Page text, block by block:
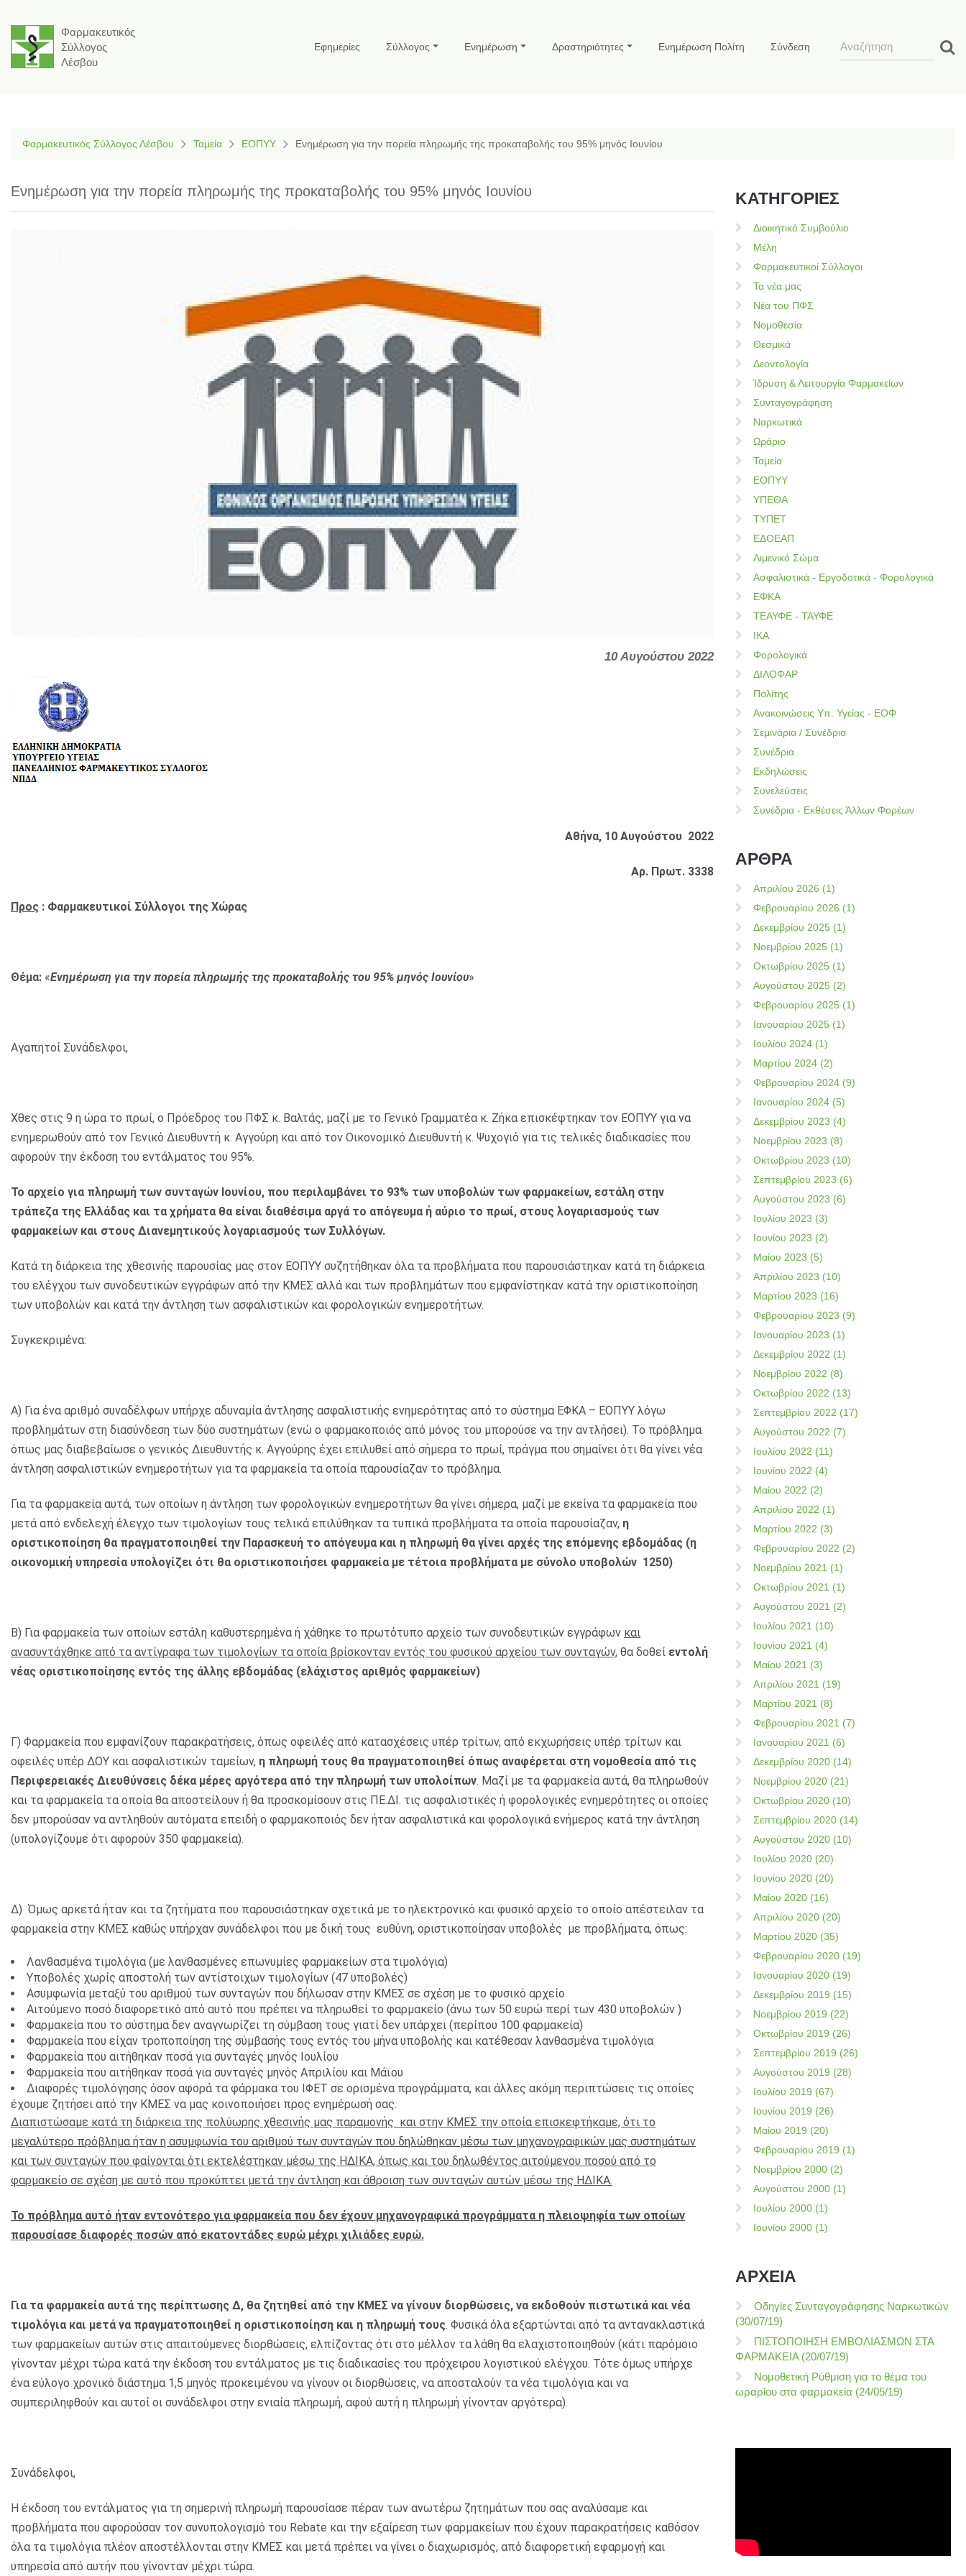
Φαρμακευτικός
Σύλλογος
Λέσβου
Εφημερίες Σύλλογος Ενημέρωση Δραστηριότητες Ενημέρωση Πολίτη Σύνδεση
Φαρμακευτικός Σύλλογος Λέσβου Ταμεία ΕΟΠΥΥ Ενημέρωση για την πορεία πληρωμής της προκαταβολής του 95% μηνός Ιουνίου
Ενημέρωση για την πορεία πληρωμής της προκαταβολής του 95% μηνός Ιουνίου
10 Αυγούστου 2022
Αθήνα, 10 Αυγούστου 2022
Αρ. Πρωτ. 3338
Προς : Φαρμακευτικοί Σύλλογοι της Χώρας
Θέμα: «Ενημέρωση για την πορεία πληρωμής της προκαταβολής του 95% μηνός Ιουνίου»
Αγαπητοί Συνάδελφοι,
Χθες στις 9 η ώρα το πρωί, ο Πρόεδρος του ΠΦΣ κ. Βαλτάς, μαζί με το Γενικό Γραμματέα κ. Ζήκα επισκέφτηκαν τον ΕΟΠΥΥ για να
ενημερωθούν από τον Γενικό Διευθυντή κ. Αγγούρη και από τον Οικονομικό Διευθυντή κ. Ψυχογιό για τις τελικές διαδικασίες που
αφορούν την έκδοση του εντάλματος του 95%.
Το αρχείο για πληρωμή των συνταγών Ιουνίου, που περιλαμβάνει το 93% των υποβολών των φαρμακείων, εστάλη στην
τράπεζα της Ελλάδας και τα χρήματα θα είναι διαθέσιμα αργά το απόγευμα ή αύριο το πρωί, στους λογαριασμούς των
φαρμακείων και στους Διανεμητικούς λογαριασμούς των Συλλόγων.
Κατά τη διάρκεια της χθεσινής παρουσίας μας στον ΕΟΠΥΥ συζητήθηκαν όλα τα προβλήματα που παρουσιάστηκαν κατά τη διάρκεια
του ελέγχου των συνοδευτικών εγγράφων από την ΚΜΕΣ αλλά και των προβλημάτων που εμφανίστηκαν κατά την οριστικοποίηση
των υποβολών και κατά την άντληση των ασφαλιστικών και φορολογικών ενημεροτήτων.
Συγκεκριμένα:
Α) Για ένα αριθμό συναδέλφων υπήρχε αδυναμία άντλησης ασφαλιστικής ενημερότητας από το σύστημα ΕΦΚΑ – ΕΟΠΥΥ λόγω
προβλημάτων στη διασύνδεση των δύο συστημάτων (ενώ ο φαρμακοποιός από μόνος του μπορούσε να την αντλήσει). Το πρόβλημα
όπως μας διαβεβαίωσε ο γενικός Διευθυντής κ. Αγγούρης έχει επιλυθεί από σήμερα το πρωί, πράγμα που σημαίνει ότι θα γίνει νέα
άντληση ασφαλιστικών ενημεροτήτων για τα φαρμακεία τα οποία παρουσίαζαν το πρόβλημα.
Για τα φαρμακεία αυτά, των οποίων η άντληση των φορολογικών ενημεροτήτων θα γίνει σήμερα, μαζί με εκείνα τα φαρμακεία που
μετά από ενδελεχή έλεγχο των τιμολογίων τους τελικά επιλύθηκαν τα τυπικά προβλήματα τα οποία παρουσίαζαν, η
οριστικοποίηση θα πραγματοποιηθεί την Παρασκευή το απόγευμα και η πληρωμή θα γίνει αρχές της επόμενης εβδομάδας (η
οικονομική υπηρεσία υπολογίζει ότι θα οριστικοποιήσει φαρμακεία με τέτοια προβλήματα με σύνολο υποβολών 1250)
B) Για φαρμακεία των οποίων εστάλη καθυστερημένα ή χάθηκε το πρωτότυπο αρχείο των συνοδευτικών εγγράφων και
ανασυντάχθηκε από τα αντίγραφα των τιμολογίων τα οποία βρίσκονταν εντός του φυσικού αρχείου των συνταγών, θα δοθεί εντολή
νέας οριστικοποίησης εντός της άλλης εβδομάδας (ελάχιστος αριθμός φαρμακείων)
Γ) Φαρμακεία που εμφανίζουν παρακρατήσεις, όπως οφειλές από κατασχέσεις υπέρ τρίτων, από εκχωρήσεις υπέρ τρίτων και
οφειλές υπέρ ΔΟΥ και ασφαλιστικών ταμείων, η πληρωμή τους θα πραγματοποιηθεί όπως αναφέρεται στη νομοθεσία από τις
Περιφερειακές Διευθύνσεις δέκα μέρες αργότερα από την πληρωμή των υπολοίπων. Μαζί με τα φαρμακεία αυτά, θα πληρωθούν
και τα φαρμακεία τα οποία θα αποστείλουν ή θα προσκομίσουν στις ΠΕ.ΔΙ. τις ασφαλιστικές ή φορολογικές ενημερότητες οι οποίες
δεν μπορούσαν να αντληθούν αυτόματα επειδή ο φαρμακοποιός δεν ήταν ασφαλιστικά και φορολογικά ενήμερος κατά την άντληση
(υπολογίζουμε ότι αφορούν 350 φαρμακεία).
Δ) Όμως αρκετά ήταν και τα ζητήματα που παρουσιάστηκαν σχετικά με το ηλεκτρονικό και φυσικό αρχείο το οποίο απέστειλαν τα
φαρμακεία στην ΚΜΕΣ καθώς υπήρχαν συνάδελφοι που με δική τους ευθύνη, οριστικοποίησαν υποβολές με προβλήματα, όπως:
Λανθασμένα τιμολόγια (με λανθασμένες επωνυμίες φαρμακείων στα τιμολόγια)
Υποβολές χωρίς αποστολή των αντίστοιχων τιμολογίων (47 υποβολές)
Ασυμφωνία μεταξύ του αριθμού των συνταγών που δήλωσαν στην ΚΜΕΣ σε σχέση με το φυσικό αρχείο
Αιτούμενο ποσό διαφορετικό από αυτό που πρέπει να πληρωθεί το φαρμακείο (άνω των 50 ευρώ περί των 430 υποβολών )
Φαρμακεία που το σύστημα δεν αναγνωρίζει τη σύμβαση τους γιατί δεν υπάρχει (περίπου 100 φαρμακεία)
Φαρμακεία που είχαν τροποποίηση της σύμβασής τους εντός του μήνα υποβολής και κατέθεσαν λανθασμένα τιμολόγια
Φαρμακεία που αιτήθηκαν ποσά για συνταγές μηνός Ιουλίου
Φαρμακεία που αιτήθηκαν ποσά για συνταγές μηνός Απριλίου και Μάϊου
Διαφορές τιμολόγησης όσον αφορά τα φάρμακα του ΙΦΕΤ σε ορισμένα προγράμματα, και άλλες ακόμη περιπτώσεις τις οποίες
έχουμε ζητήσει από την ΚΜΕΣ να μας κοινοποιήσει προς ενημέρωσή σας.
Διαπιστώσαμε κατά τη διάρκεια της πολύωρης χθεσινής μας παραμονής και στην ΚΜΕΣ την οποία επισκεφτήκαμε, ότι το
μεγαλύτερο πρόβλημα ήταν η ασυμφωνία του αριθμού των συνταγών που δηλώθηκαν μέσω των μηχανογραφικών μας συστημάτων
και των συνταγών που φαίνονται ότι εκτελέστηκαν μέσω της ΗΔΙΚΑ, όπως και του δηλωθέντος αιτούμενου ποσού από το
φαρμακείο σε σχέση με αυτό που προκύπτει μετά την άντληση και άθροιση των συνταγών αυτών μέσω της ΗΔΙΚΑ.
Το πρόβλημα αυτό ήταν εντονότερο για φαρμακεία που δεν έχουν μηχανογραφικά προγράμματα η πλειοψηφία των οποίων
παρουσίασε διαφορές ποσών από εκατοντάδες ευρώ μέχρι χιλιάδες ευρώ.
Για τα φαρμακεία αυτά της περίπτωσης Δ, θα ζητηθεί από την ΚΜΕΣ να γίνουν διορθώσεις, να εκδοθούν πιστωτικά και νέα
τιμολόγια και μετά να πραγματοποιηθεί η οριστικοποίηση και η πληρωμή τους. Φυσικά όλα εξαρτώνται από τα αντανακλαστικά
των φαρμακείων αυτών στις απαιτούμενες διορθώσεις, ελπίζοντας ότι στο μέλλον τα λάθη θα ελαχιστοποιηθούν (κάτι παρόμοιο
γίνονταν μέχρι τώρα κατά την έκδοση του εντάλματος με τις διαδικασίες του πρόχειρου λογιστικού ελέγχου. Τότε όμως υπήρχε
ένα εύλογο χρονικό διάστημα 1,5 μηνός προκειμένου να γίνουν οι διορθώσεις, να αποσταλούν τα νέα τιμολόγια και να
συμπεριληφθούν και αυτοί οι συνάδελφοι στην ενιαία πληρωμή, αφού αυτή η πληρωμή γίνονταν αργότερα).
Συνάδελφοι,
Η έκδοση του εντάλματος για τη σημερινή πληρωμή παρουσίασε πέραν των ανωτέρω ζητημάτων που σας αναλύσαμε και
προβλήματα που αφορούσαν τον συνυπολογισμό του Rebate και την εξαίρεση των φαρμακείων που έχουν παρακρατήσεις καθόσον
όλα τα τιμολόγια πλέον αποστέλλονται στην ΚΜΕΣ και μετά πρέπει να γίνει ο διαχωρισμός, από διαφορετική εφαρμογή και
υπηρεσία από αυτήν που γίνονταν μέχρι τώρα.
ΚΑΤΗΓΟΡΙΕΣ
Διοικητικό Συμβούλιο
Μέλη
Φαρμακευτικοί Σύλλογοι
Τα νέα μας
Νέα του ΠΦΣ
Νομοθεσία
Θεσμικά
Δεοντολογία
Ίδρυση & Λειτουργία Φαρμακείων
Συνταγογράφηση
Ναρκωτικά
Ωράριο
Ταμεία
ΕΟΠΥΥ
ΥΠΕΘΑ
ΤΥΠΕΤ
ΕΔΟΕΑΠ
Λιμενικό Σώμα
Ασφαλιστικά - Εργοδοτικά - Φορολογικά
ΕΦΚΑ
ΤΕΑΥΦΕ - ΤΑΥΦΕ
ΙΚΑ
Φορολογικά
ΔΙΛΟΦΑΡ
Πολίτης
Ανακοινώσεις Υπ. Υγείας - ΕΟΦ
Σεμινάρια / Συνέδρια
Συνέδρια
Εκδηλώσεις
Συνελεύσεις
Συνέδρια - Εκθέσεις Άλλων Φορέων
ΑΡΘΡΑ
Απριλίου 2026 (1)
Φεβρουαρίου 2026 (1)
Δεκεμβρίου 2025 (1)
Νοεμβρίου 2025 (1)
Οκτωβρίου 2025 (1)
Αυγούστου 2025 (2)
Φεβρουαρίου 2025 (1)
Ιανουαρίου 2025 (1)
Ιουλίου 2024 (1)
Μαρτίου 2024 (2)
Φεβρουαρίου 2024 (9)
Ιανουαρίου 2024 (5)
Δεκεμβρίου 2023 (4)
Νοεμβρίου 2023 (8)
Οκτωβρίου 2023 (10)
Σεπτεμβρίου 2023 (6)
Αυγούστου 2023 (6)
Ιουλίου 2023 (3)
Ιουνίου 2023 (2)
Μαίου 2023 (5)
Απριλίου 2023 (10)
Μαρτίου 2023 (16)
Φεβρουαρίου 2023 (9)
Ιανουαρίου 2023 (1)
Δεκεμβρίου 2022 (1)
Νοεμβρίου 2022 (8)
Οκτωβρίου 2022 (13)
Σεπτεμβρίου 2022 (17)
Αυγούστου 2022 (7)
Ιουλίου 2022 (11)
Ιουνίου 2022 (4)
Μαίου 2022 (2)
Απριλίου 2022 (1)
Μαρτίου 2022 (3)
Φεβρουαρίου 2022 (2)
Νοεμβρίου 2021 (1)
Οκτωβρίου 2021 (1)
Αυγούστου 2021 (2)
Ιουλίου 2021 (10)
Ιουνίου 2021 (4)
Μαίου 2021 (3)
Απριλίου 2021 (19)
Μαρτίου 2021 (8)
Φεβρουαρίου 2021 (7)
Ιανουαρίου 2021 (6)
Δεκεμβρίου 2020 (14)
Νοεμβρίου 2020 (21)
Οκτωβρίου 2020 (10)
Σεπτεμβρίου 2020 (14)
Αυγούστου 2020 (10)
Ιουλίου 2020 (20)
Ιουνίου 2020 (20)
Μαίου 2020 (16)
Απριλίου 2020 (20)
Μαρτίου 2020 (35)
Φεβρουαρίου 2020 (19)
Ιανουαρίου 2020 (19)
Δεκεμβρίου 2019 (15)
Νοεμβρίου 2019 (22)
Οκτωβρίου 2019 (26)
Σεπτεμβρίου 2019 (26)
Αυγούστου 2019 (28)
Ιουλίου 2019 (67)
Ιουνίου 2019 (26)
Μαίου 2019 (20)
Φεβρουαρίου 2019 (1)
Νοεμβρίου 2000 (2)
Αυγούστου 2000 (1)
Ιουλίου 2000 (1)
Ιουνίου 2000 (1)
ΑΡΧΕΙΑ
Οδηγίες Συνταγογράφησης Ναρκωτικών
(30/07/19)
ΠΙΣΤΟΠΟΙΗΣΗ ΕΜΒΟΛΙΑΣΜΩΝ ΣΤΑ
ΦΑΡΜΑΚΕΙΑ (20/07/19)
Νομοθετική Ρύθμιση για το θέμα του
ωραρίου στα φαρμακεία (24/05/19)